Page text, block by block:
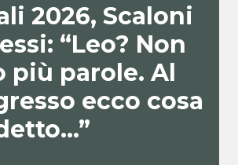
2026, Scaloni
“Leo? Non
più parole. Al
ecco cosa